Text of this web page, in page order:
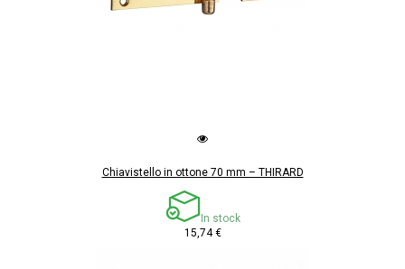
Chiavistello in ottone 70 mm – THIRARD
In stock
15,74 €